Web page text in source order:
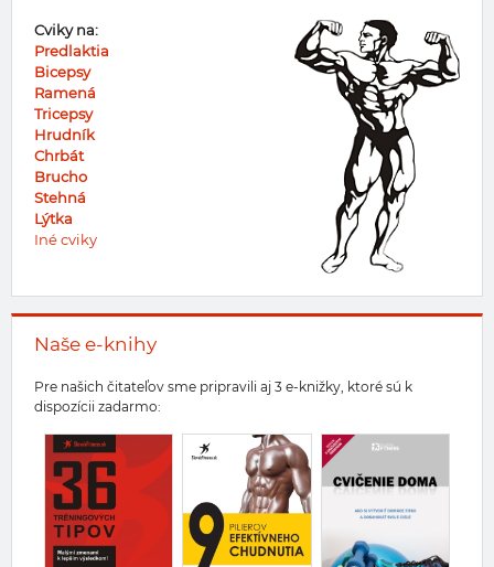
Cviky na:
Predlaktia
Bicepsy
Ramená
Tricepsy
Hrudník
Chrbát
Brucho
Stehná
Lýtka
Iné cviky
Naše e-knihy
Pre našich čitateľov sme pripravili aj 3 e-knižky, ktoré sú k
dispozícii zadarmo: